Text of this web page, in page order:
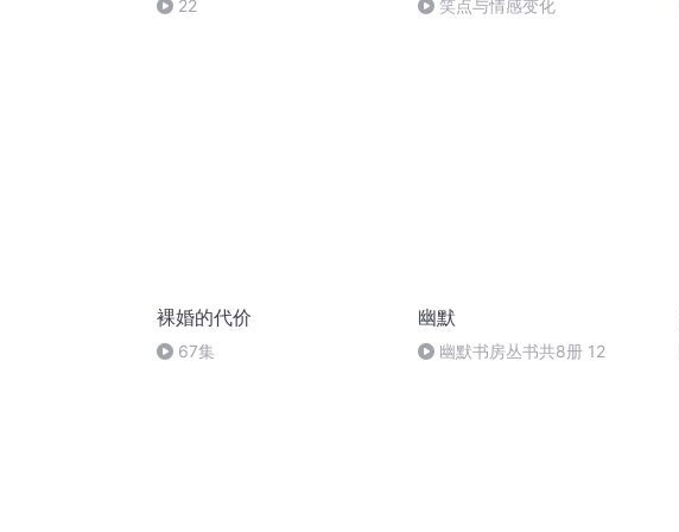
22 笑点与情感变化
裸婚的代价
67集
幽默
幽默书房丛书共8册 12